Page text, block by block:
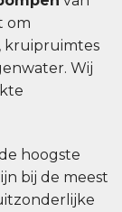
om
kruipruimtes
Wij
hoogste
bij de meest